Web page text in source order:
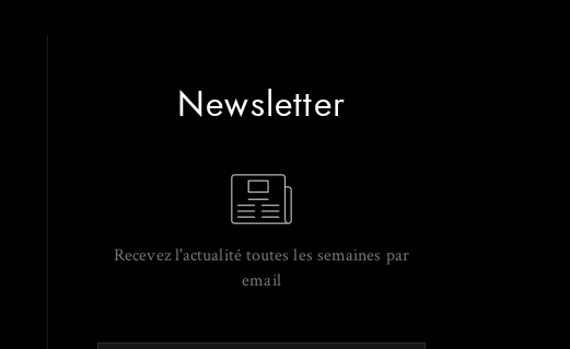
Newsletter
Recevez l'actualité toutes les semaines par
email